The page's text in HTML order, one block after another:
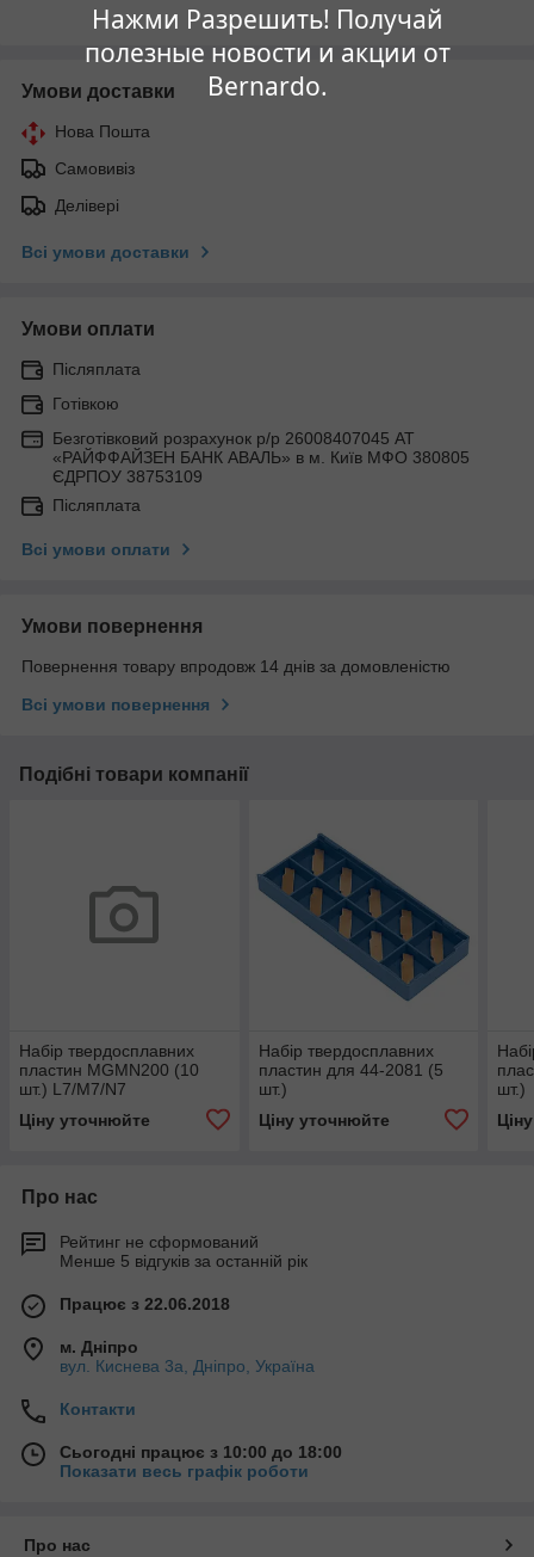
Нажми Разрешить! Получай
полезные новости и акции от
Bernardo.
Умови доставки
Нова Пошта
Самовивіз
Делівері
Всі умови доставки
Умови оплати
Післяплата
Готівкою
Безготівковий розрахунок р/р 26008407045 АТ
«РАЙФФАЙЗЕН БАНК АВАЛЬ» в м. Київ МФО 380805
ЄДРПОУ 38753109
Післяплата
Всі умови оплати
Умови повернення
Повернення товару впродовж 14 днів за домовленістю
Всі умови повернення
Подібні товари компанії
Набір твердосплавних
пластин MGMN200 (10
шт.) L7/M7/N7
Ціну уточнюйте
Набір твердосплавних
пластин для 44-2081 (5
шт.)
Ціну уточнюйте
шт.)
Про нас
Рейтинг не сформований
Менше 5 відгуків за останній рік
Працює з 22.06.2018
м. Дніпро
вул. Киснева 3а, Дніпро, Україна
Контакти
Сьогодні працює з 10:00 до 18:00
Показати весь графік роботи
Про нас